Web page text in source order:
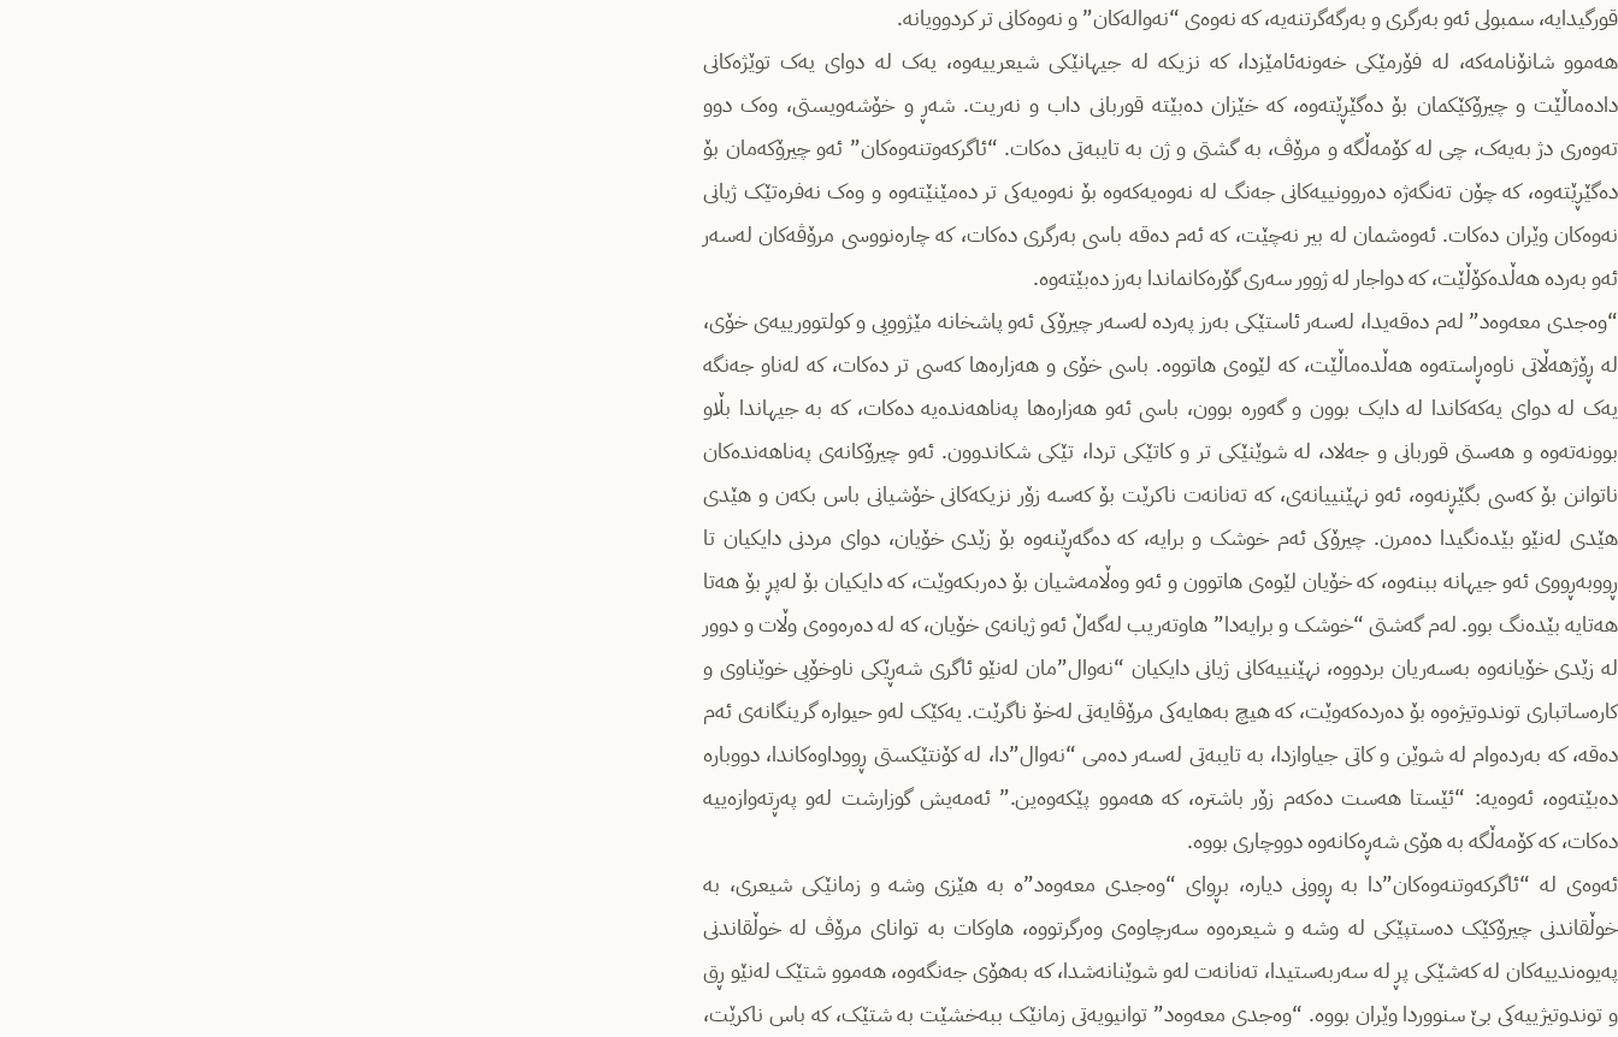
قورگیدایە، سمبولی ئەو بەرگری و بەرگەگرتنەیە، کە نەوەی “نەوالەکان” و نەوەکانی تر کردوویانە.
هەموو شانۆنامەکە، لە فۆرمێکی خەونەئامێزدا، کە نزیکە لە جیهانێکی شیعرییەوە، یەک لە دوای یەک توێژەکانی
دادەماڵێت و چیرۆکێکمان بۆ دەگێڕێتەوە، کە خێزان دەبێتە قوربانی داب و نەریت. شەڕ و خۆشەویستی، وەک دوو
تەوەری دژ بەیەک، چی لە کۆمەڵگە و مرۆڤ، بە گشتی و ژن بە تایبەتی دەکات. “ئاگرکەوتنەوەکان” ئەو چیرۆکەمان بۆ
دەگێڕێتەوە، کە چۆن تەنگەژە دەروونییەکانی جەنگ لە نەوەیەکەوە بۆ نەوەیەکی تر دەمێنێتەوە و وەک نەفرەتێک ژیانی
نەوەکان وێران دەکات. ئەوەشمان لە بیر نەچێت، کە ئەم دەقە باسی بەرگری دەکات، کە چارەنووسی مرۆڤەکان لەسەر
ئەو بەردە هەڵدەکۆڵێت، کە دواجار لە ژوور سەری گۆرەکانماندا بەرز دەبێتەوە.
“وەجدی معەوەد” لەم دەقەیدا، لەسەر ئاستێکی بەرز پەردە لەسەر چیرۆکی ئەو پاشخانە مێژوویی و کولتوورییەی خۆی،
لە ڕۆژهەڵاتی ناوەڕاستەوە هەڵدەماڵێت، کە لێوەی هاتووە. باسی خۆی و هەزارەها کەسی تر دەکات، کە لەناو جەنگە
یەک لە دوای یەکەکاندا لە دایک بوون و گەورە بوون، باسی ئەو هەزارەها پەناهەندەیە دەکات، کە بە جیهاندا بڵاو
بوونەتەوە و هەستی قوربانی و جەلاد، لە شوێنێکی تر و کاتێکی تردا، تێکی شکاندوون. ئەو چیرۆکانەی پەناهەندەکان
ناتوانن بۆ کەسی بگێڕنەوە، ئەو نهێنییانەی، کە تەنانەت ناکرێت بۆ کەسە زۆر نزیکەکانی خۆشیانی باس بکەن و هێدی
هێدی لەنێو بێدەنگیدا دەمرن. چیرۆکی ئەم خوشک و برایە، کە دەگەڕێنەوە بۆ زێدی خۆیان، دوای مردنی دایکیان تا
ڕووبەڕووی ئەو جیهانە ببنەوە، کە خۆیان لێوەی هاتوون و ئەو وەڵامەشیان بۆ دەربکەوێت، کە دایکیان بۆ لەپڕ بۆ هەتا
هەتایە بێدەنگ بوو. لەم گەشتی “خوشک و برایەدا” هاوتەریب لەگەڵ ئەو ژیانەی خۆیان، کە لە دەرەوەی وڵات و دوور
لە زێدی خۆیانەوە بەسەریان بردووە، نهێنییەکانی ژیانی دایکیان “نەوال”مان لەنێو ئاگری شەڕێکی ناوخۆیی خوێناوی و
کاره‌ساتباری توندوتیژەوە بۆ دەردەکەوێت، کە هیچ بەهایەکی مرۆڤایەتی لەخۆ ناگرێت. یەکێک لەو حیوارە گرینگانەی ئەم
دەقە، کە بەردەوام لە شوێن و کاتی جیاوازدا، بە تایبەتی لەسەر دەمی “نەوال”دا، لە کۆنتێکستی ڕووداوەکاندا، دووبارە
دەبێتەوە، ئەوەیە: “ئێستا هەست دەکەم زۆر باشترە، کە هەموو پێکەوەین.” ئەمەیش گوزارشت لەو پەڕتەوازەییە
دەکات، کە کۆمەڵگە بە هۆی شەڕەکانەوە دووچاری بووە.
ئەوەی لە “ئاگرکەوتنەوەکان”دا بە ڕوونی دیارە، بڕوای “وەجدی معەوەد”ە بە هێزی وشە و زمانێکی شیعری، بە
خوڵقاندنی چیرۆکێک دەستپێکی لە وشە و شیعرەوە سەرچاوەی وەرگرتووە، هاوکات بە توانای مرۆڤ لە خوڵقاندنی
پەیوەندییەکان لە کەشێکی پڕ لە سەربەستیدا، تەنانەت لەو شوێنانەشدا، کە بەهۆی جەنگەوە، هەموو شتێک لەنێو ڕق
و توندوتیژییەکی بێ سنووردا وێران بووە. “وەجدی معەوەد” توانیویەتی زمانێک ببەخشێت بە شتێک، کە باس ناکرێت،